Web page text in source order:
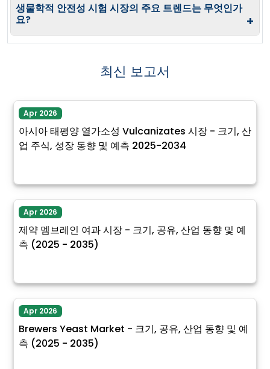
생물학적 안전성 시험 시장의 주요 트렌드는 무엇인가
요?
+
최신 보고서
Apr 2026
아시아 태평양 열가소성 Vulcanizates 시장 - 크기, 산
업 주식, 성장 동향 및 예측 2025-2034
Apr 2026
제약 멤브레인 여과 시장 - 크기, 공유, 산업 동향 및 예
측 (2025 - 2035)
Apr 2026
Brewers Yeast Market - 크기, 공유, 산업 동향 및 예
측 (2025 - 2035)